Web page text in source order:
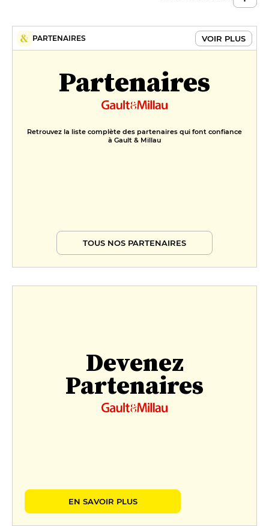
PARTENAIRES VOIR PLUS
Partenaires
Retrouvez la liste complète des partenaires qui font confiance
à Gault & Millau
TOUS NOS PARTENAIRES
Devenez
Partenaires
EN SAVOIR PLUS